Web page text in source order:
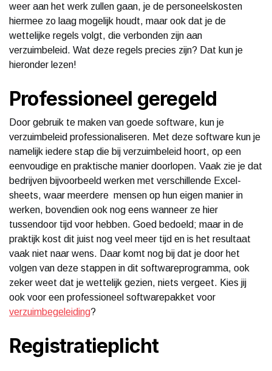
weer aan het werk zullen gaan, je de personeelskosten
hiermee zo laag mogelijk houdt, maar ook dat je de
wettelijke regels volgt, die verbonden zijn aan
verzuimbeleid. Wat deze regels precies zijn? Dat kun je
hieronder lezen!
Professioneel geregeld
Door gebruik te maken van goede software, kun je
verzuimbeleid professionaliseren. Met deze software kun je
namelijk iedere stap die bij verzuimbeleid hoort, op een
eenvoudige en praktische manier doorlopen. Vaak zie je dat
bedrijven bijvoorbeeld werken met verschillende Excel-
sheets, waar meerdere mensen op hun eigen manier in
werken, bovendien ook nog eens wanneer ze hier
tussendoor tijd voor hebben. Goed bedoeld; maar in de
praktijk kost dit juist nog veel meer tijd en is het resultaat
vaak niet naar wens. Daar komt nog bij dat je door het
volgen van deze stappen in dit softwareprogramma, ook
zeker weet dat je wettelijk gezien, niets vergeet. Kies jij
ook voor een professioneel softwarepakket voor
verzuimbegeleiding?
Registratieplicht